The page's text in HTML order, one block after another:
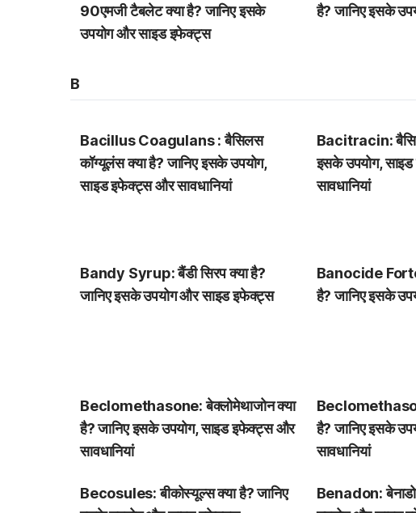
90एमजी टैबलेट क्या है? जानिए इसके
उपयोग और साइड इफेक्ट्स
है? जानिए इसके
B
Bacillus Coagulans : बैसिलस
कॉग्यूलंस क्या है? जानिए इसके उपयोग,
साइड इफेक्ट्स और सावधानियां
Bacitracin:
इसके उपयोग,
सावधानियां
Bandy Syrup: बैंडी सिरप क्या है?
जानिए इसके उपयोग और साइड इफेक्ट्स
Banocide Forte:
है? जानिए इसके
Beclomethasone: बेक्लोमेथाजोन क्या
है? जानिए इसके उपयोग, साइड इफेक्ट्स और
सावधानियां
है? जानिए इसके
सावधानियां
Becosules: बीकोस्यूल्स क्या है? जानिए
Benadon: